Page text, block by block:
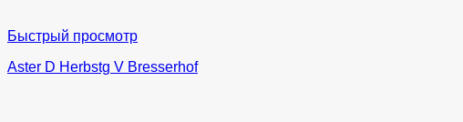
Быстрый просмотр
Aster D Herbstg V Bresserhof